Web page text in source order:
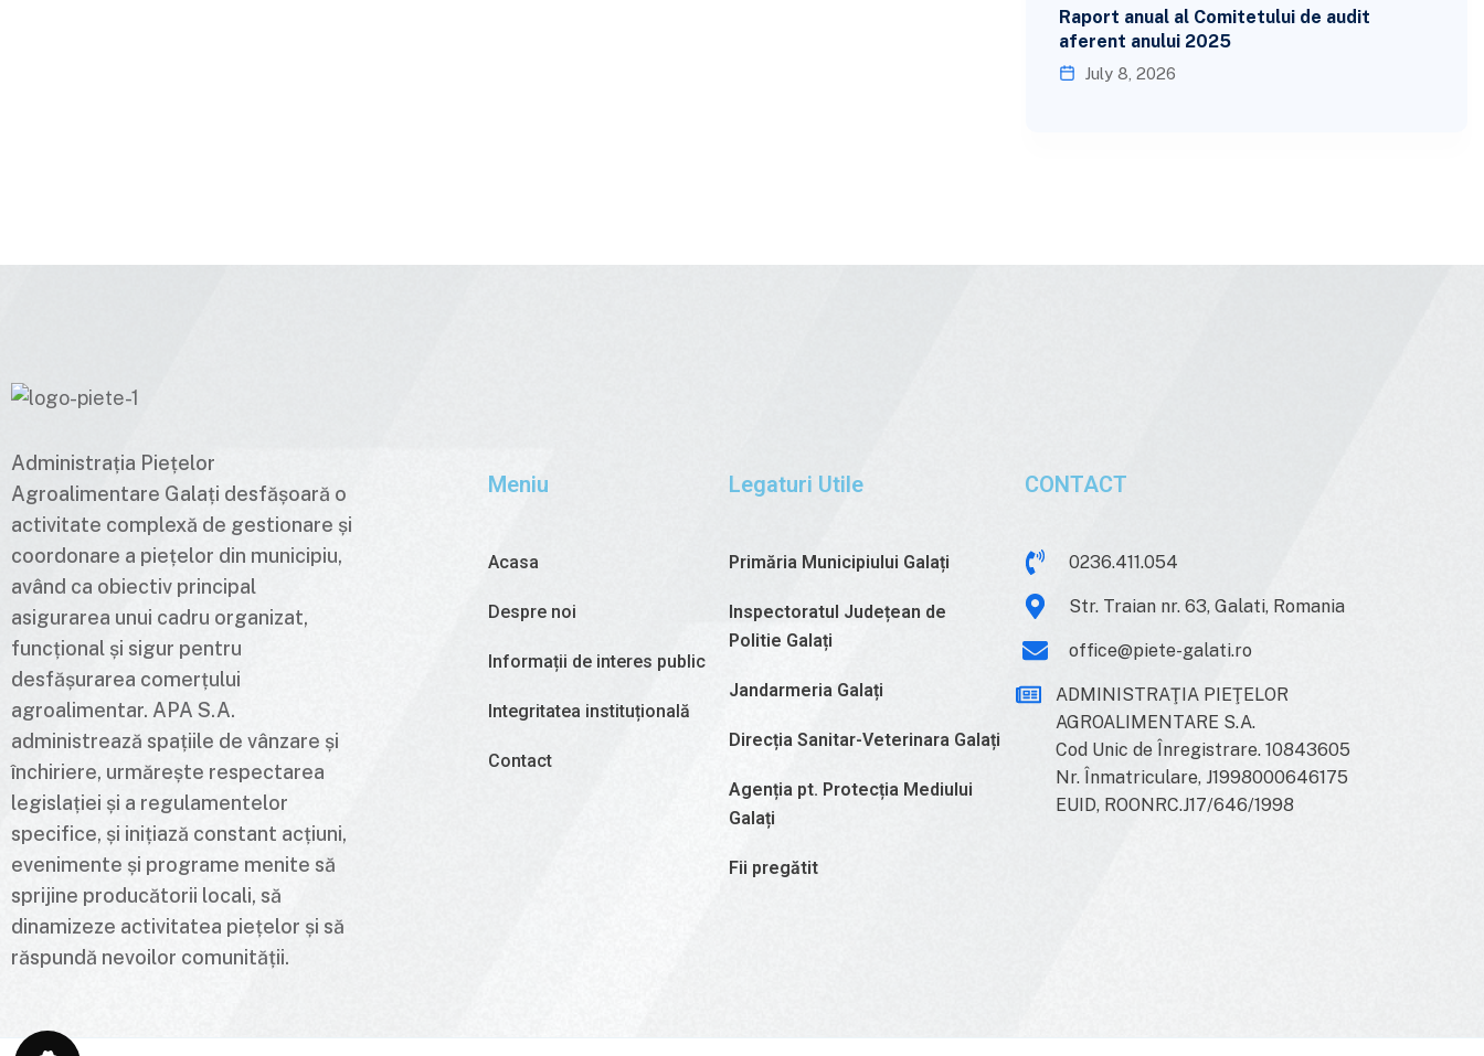
Raport anual al Comitetului de audit
aferent anului 2025
July 8, 2026
Administrația Piețelor
Agroalimentare Galați desfășoară o
activitate complexă de gestionare și
coordonare a piețelor din municipiu,
având ca obiectiv principal
asigurarea unui cadru organizat,
funcțional și sigur pentru
desfășurarea comerțului
agroalimentar. APA S.A.
administrează spațiile de vânzare și
închiriere, urmărește respectarea
legislației și a regulamentelor
specifice, și inițiază constant acțiuni,
evenimente și programe menite să
sprijine producătorii locali, să
dinamizeze activitatea piețelor și să
răspundă nevoilor comunității.
Meniu
Acasa
Despre noi
Informații de interes public
Integritatea instituțională
Contact
Legaturi Utile
Primăria Municipiului Galați
Inspectoratul Județean de
Politie Galați
Jandarmeria Galați
Direcția Sanitar-Veterinara Galați
Agenția pt. Protecția Mediului
Galați
Fii pregătit
CONTACT
0236.411.054
Str. Traian nr. 63, Galati, Romania
office@piete-galati.ro
ADMINISTRAŢIA PIEŢELOR
AGROALIMENTARE S.A.
Cod Unic de Înregistrare. 10843605
Nr. Înmatriculare, J1998000646175
EUID, ROONRC.J17/646/1998